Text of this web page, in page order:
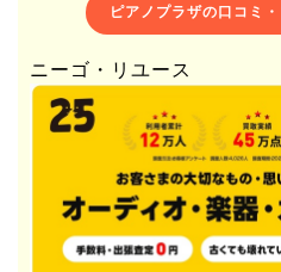
ピアノプラザの口コミ
ニーゴ・リユース